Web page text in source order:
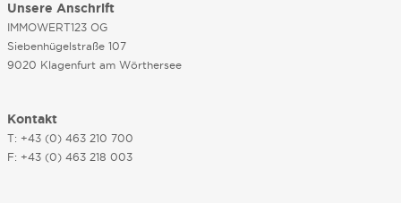
Unsere Anschrift
IMMOWERT123 OG
Siebenhügelstraße 107
9020 Klagenfurt am Wörthersee
Kontakt
T: +43 (0) 463 210 700
F: +43 (0) 463 218 003